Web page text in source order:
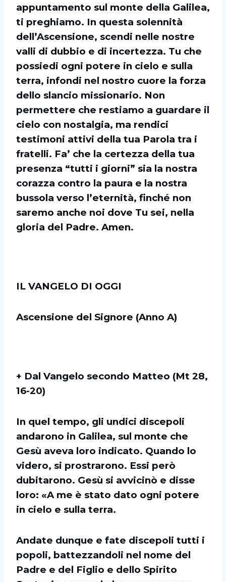
appuntamento sul monte della Galilea,
ti preghiamo. In questa solennità
dell’Ascensione, scendi nelle nostre
valli di dubbio e di incertezza. Tu che
possiedi ogni potere in cielo e sulla
terra, infondi nel nostro cuore la forza
dello slancio missionario. Non
permettere che restiamo a guardare il
cielo con nostalgia, ma rendici
testimoni attivi della tua Parola tra i
fratelli. Fa’ che la certezza della tua
presenza “tutti i giorni” sia la nostra
corazza contro la paura e la nostra
bussola verso l’eternità, finché non
saremo anche noi dove Tu sei, nella
gloria del Padre. Amen.
IL VANGELO DI OGGI
Ascensione del Signore (Anno A)
+ Dal Vangelo secondo Matteo (Mt 28,
16-20)
In quel tempo, gli undici discepoli
andarono in Galilea, sul monte che
Gesù aveva loro indicato. Quando lo
videro, si prostrarono. Essi però
dubitarono. Gesù si avvicinò e disse
loro: «A me è stato dato ogni potere
in cielo e sulla terra.
Andate dunque e fate discepoli tutti i
popoli, battezzandoli nel nome del
Padre e del Figlio e dello Spirito